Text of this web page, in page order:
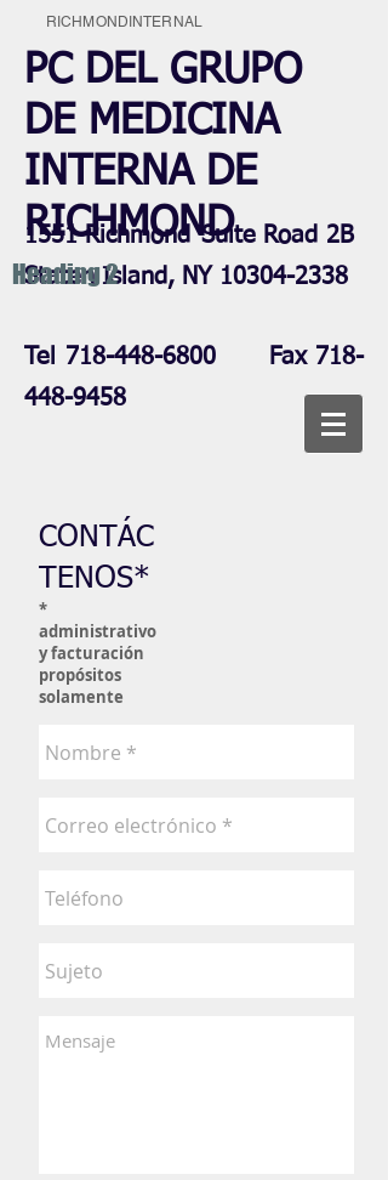
RICHMONDINTERNAL
PC DEL GRUPO
DE MEDICINA
INTERNA DE
RICHMOND
1551 Richmond Suite Road 2B
Staten Island, NY 10304-2338
Tel 718-448-6800 Fax 718-
448-9458
Heading 2
CONTÁC
TENOS*
*
administrativo
y facturación
propósitos
solamente